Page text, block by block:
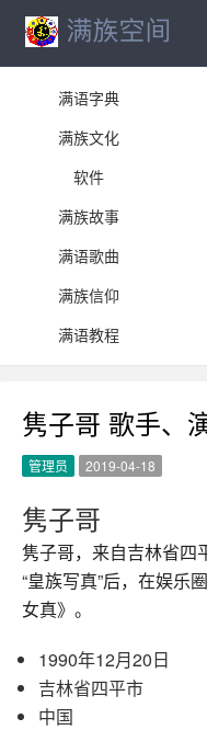
满语字典
满族文化
软件
满族故事
满语歌曲
满族信仰
满语教程
隽子哥 歌手、
管理员 2019-04-18
隽子哥
隽子哥，来自吉林省四
“皇族写真”后，在娱乐
女真》。
1990年12月20日
吉林省四平市
中国